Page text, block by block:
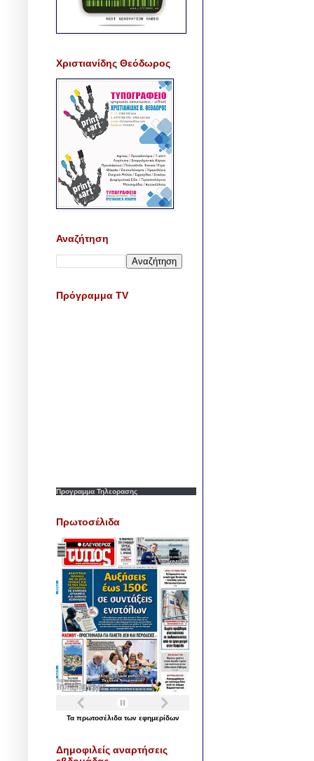
Χριστιανίδης Θεόδωρος
Αναζήτηση
Πρόγραμμα TV
Προγραμμα Τηλεορασης
Πρωτοσέλιδα
Τα πρωτοσέλιδα των εφημερίδων
Δημοφιλείς αναρτήσεις